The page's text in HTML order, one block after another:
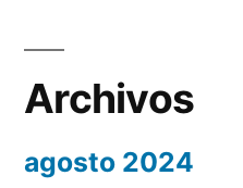
Archivos
agosto 2024